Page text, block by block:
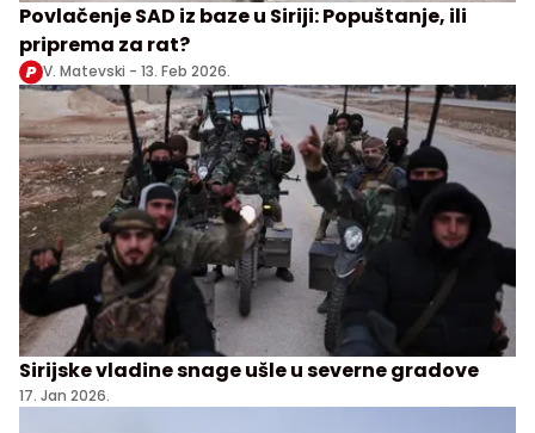
Povlačenje SAD iz baze u Siriji: Popuštanje, ili
priprema za rat?
V. Matevski - 13. Feb 2026.
Sirijske vladine snage ušle u severne gradove
17. Jan 2026.